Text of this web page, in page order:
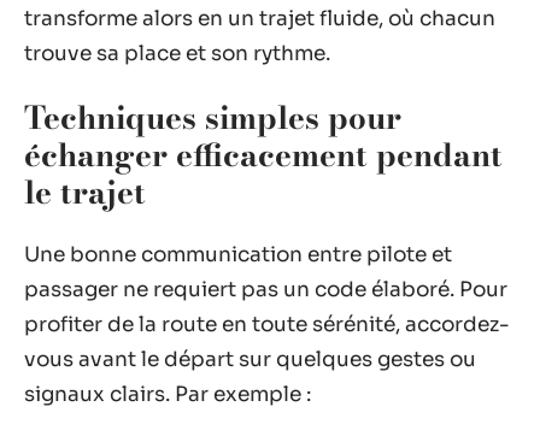
transforme alors en un trajet fluide, où chacun
trouve sa place et son rythme.
Techniques simples pour
échanger efficacement pendant
le trajet
Une bonne communication entre pilote et
passager ne requiert pas un code élaboré. Pour
profiter de la route en toute sérénité, accordez-
vous avant le départ sur quelques gestes ou
signaux clairs. Par exemple :